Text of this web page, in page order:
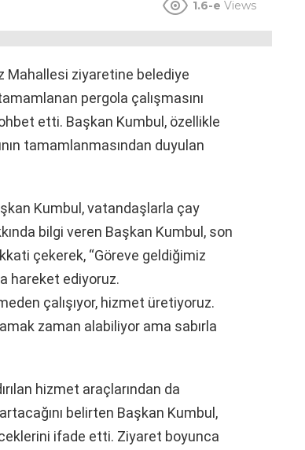
1.6-e Views
Mahallesi ziyaretine belediye
pergola çalışmasını
etti. Başkan Kumbul, özellikle
tamamlanmasından duyulan
Kumbul, vatandaşlarla çay
bilgi veren Başkan Kumbul, son
çekerek, “Göreve geldiğimiz
hareket ediyoruz.
çalışıyor, hizmet üretiyoruz.
zaman alabiliyor ama sabırla
hizmet araçlarından da
belirten Başkan Kumbul,
ifade etti. Ziyaret boyunca